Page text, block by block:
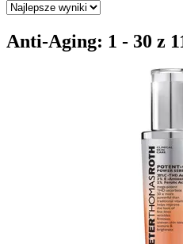
Anti-Aging: 1 - 30 z